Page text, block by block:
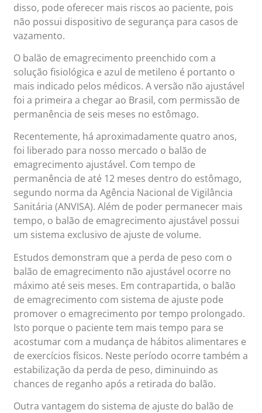
disso, pode oferecer mais riscos ao paciente, pois
não possui dispositivo de segurança para casos de
vazamento.
O balão de emagrecimento preenchido com a
solução fisiológica e azul de metileno é portanto o
mais indicado pelos médicos. A versão não ajustável
foi a primeira a chegar ao Brasil, com permissão de
permanência de seis meses no estômago.
Recentemente, há aproximadamente quatro anos,
foi liberado para nosso mercado o balão de
emagrecimento ajustável. Com tempo de
permanência de até 12 meses dentro do estômago,
segundo norma da Agência Nacional de Vigilância
Sanitária (ANVISA). Além de poder permanecer mais
tempo, o balão de emagrecimento ajustável possui
um sistema exclusivo de ajuste de volume.
Estudos demonstram que a perda de peso com o
balão de emagrecimento não ajustável ocorre no
máximo até seis meses. Em contrapartida, o balão
de emagrecimento com sistema de ajuste pode
promover o emagrecimento por tempo prolongado.
Isto porque o paciente tem mais tempo para se
acostumar com a mudança de hábitos alimentares e
de exercícios físicos. Neste período ocorre também a
estabilização da perda de peso, diminuindo as
chances de reganho após a retirada do balão.
Outra vantagem do sistema de ajuste do balão de